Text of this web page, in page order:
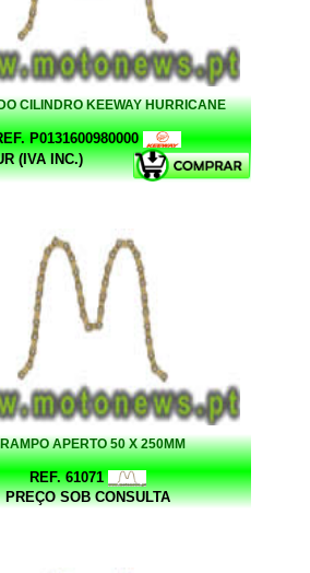
CILINDRO KEEWAY HURRICANE
P0131600980000
(IVA INC.)
APERTO 50 X 250MM
REF. 61071
PREÇO SOB CONSULTA